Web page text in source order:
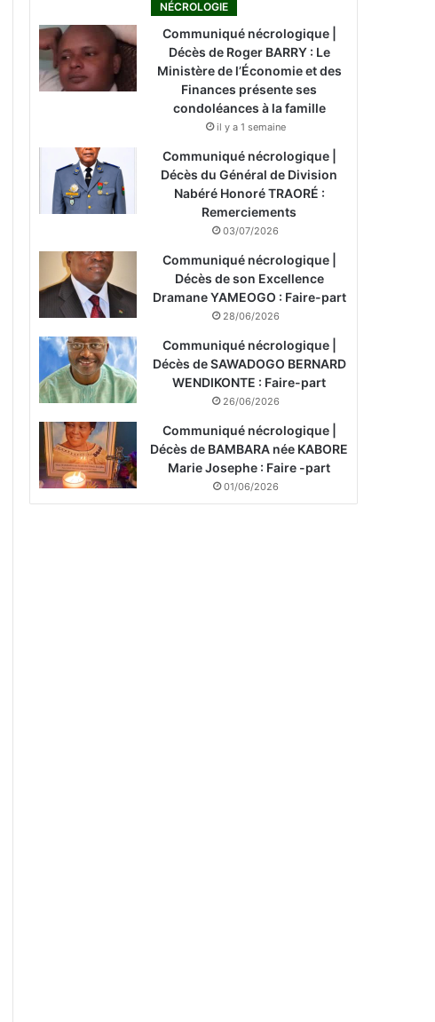
NÉCROLOGIE
Communiqué nécrologique |
Décès de Roger BARRY : Le
Ministère de l’Économie et des
Finances présente ses
condoléances à la famille
il y a 1 semaine
Communiqué nécrologique |
Décès du Général de Division
Nabéré Honoré TRAORÉ :
Remerciements
03/07/2026
Communiqué nécrologique |
Décès de son Excellence
Dramane YAMEOGO : Faire-part
28/06/2026
Communiqué nécrologique |
Décès de SAWADOGO BERNARD
WENDIKONTE : Faire-part
26/06/2026
Communiqué nécrologique |
Décès de BAMBARA née KABORE
Marie Josephe : Faire -part
01/06/2026